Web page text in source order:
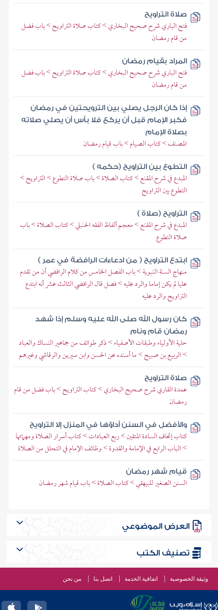
صلاة التراويح
فتح الباري شرح صحيح البخاري > كتاب صلاة التراويح > باب فضل
من قام رمضان
المراد بقيام رمضان
فتح الباري شرح صحيح البخاري > كتاب صلاة التراويح > باب فضل
من قام رمضان
إذا كان الرجل يصلي بين الترويحتين في رمضان
فكبر الإمام قبل أن يركع فلا بأس أن يصلي صلاته
بصلاة الإمام
المصنف > كتاب الصيام > باب قيام رمضان
التطوع بين التراويح (حكمه )
المبدع في شرح المقنع > كتاب الصلاة > باب صلاة التطوع > التراويح >
التطوع بين التراويح
التراويح (صلاة )
المبدع في شرح المقنع > معجم ألفاظ الفقه الحنبلي > كتاب الصلاة > باب
صلاة التطوع
ابتدع التراويح ( من ادعاءات الرافضة في عمر )
منهاج السنة النبوية > باب الفصل الخامس من كلام الرافضي أن من تقدم
عليا لم يكن إماما والرد عليه > فصل قال الرافضي الثالث عشر أنه ابتدع
التراويح والرد عليه
كان رسول الله صلى الله عليه وسلم إذا شهد
رمضان قام ونام
حلية الأولياء وطبقات الأصفياء > ذكر طوائف من جماهير النساك والعباد
> الربيع بن صبيح > ما أسنده عن الحسن وابن سيرين والرقاشي وغيرهم
صلاة التراويح
عمدة القاري شرح صحيح البخاري > كتاب التراويح > باب فضل من قام
رمضان
والأفضل في السنن أداؤها في المنزل إلا التراويح
كتاب إتحاف السادة المتقين > ربع العبادات > كتاب أسرار الصلاة ومهماتها
> الباب الرابع في الإمامة والقدوة > وظائف الإمام في التحلل من الصلاة
قيام شهر رمضان
السنن الصغير للبيهقي > كتاب الصلاة > باب قيام شهر رمضان
العرض الموضوعي
تصنيف الكتب
وثيقة الخصوصية اتفاقية الخدمة اتصل بنا من نحن